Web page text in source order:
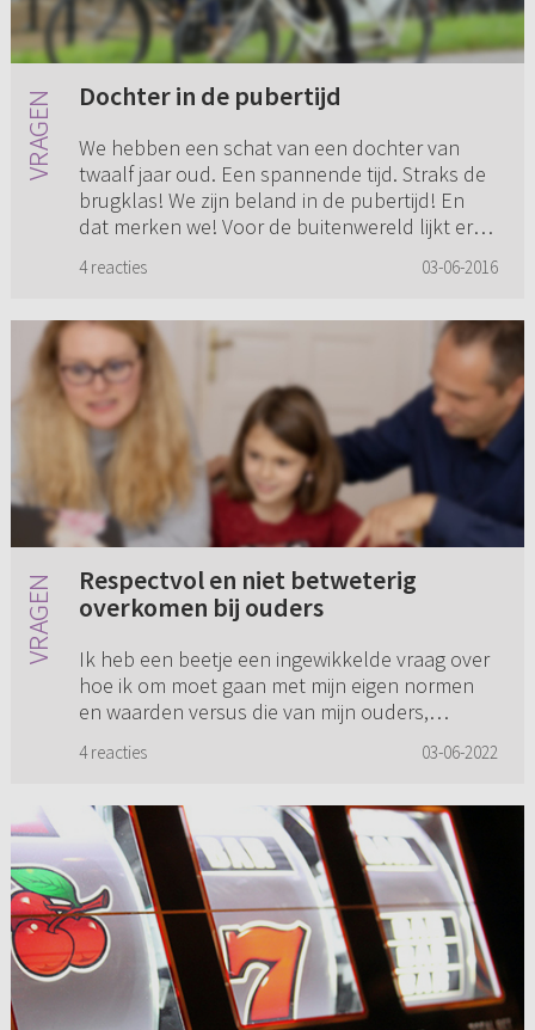
Dochter in de pubertijd
We hebben een schat van een dochter van
twaalf jaar oud. Een spannende tijd. Straks de
brugklas! We zijn beland in de pubertijd! En
dat merken we! Voor de buitenwereld lijkt er
4 reacties 03-06-2016
Respectvol en niet betweterig
overkomen bij ouders
Ik heb een beetje een ingewikkelde vraag over
hoe ik om moet gaan met mijn eigen normen
en waarden versus die van mijn ouders,
meer context: ik ben ee...
4 reacties 03-06-2022